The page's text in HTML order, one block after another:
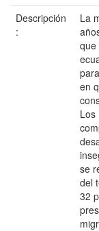
Descripción
:
La
que
en
Los
se
del
32